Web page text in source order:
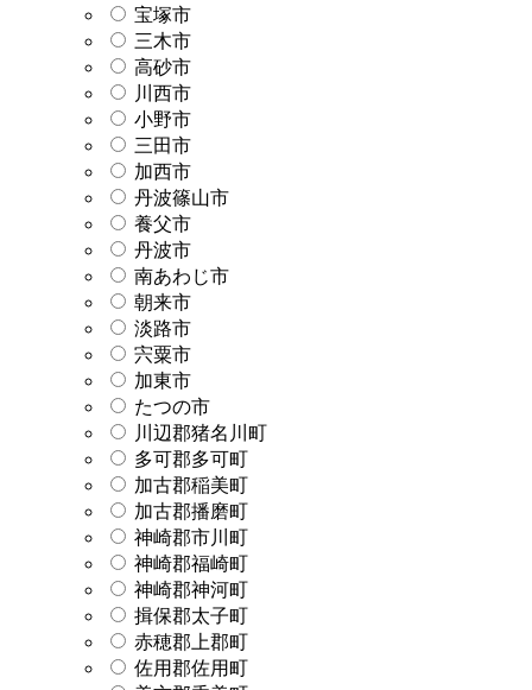
宝塚市
三木市
高砂市
川西市
小野市
三田市
加西市
丹波篠山市
養父市
丹波市
南あわじ市
朝来市
淡路市
宍粟市
加東市
たつの市
川辺郡猪名川町
多可郡多可町
加古郡稲美町
加古郡播磨町
神崎郡市川町
神崎郡福崎町
神崎郡神河町
揖保郡太子町
赤穂郡上郡町
佐用郡佐用町